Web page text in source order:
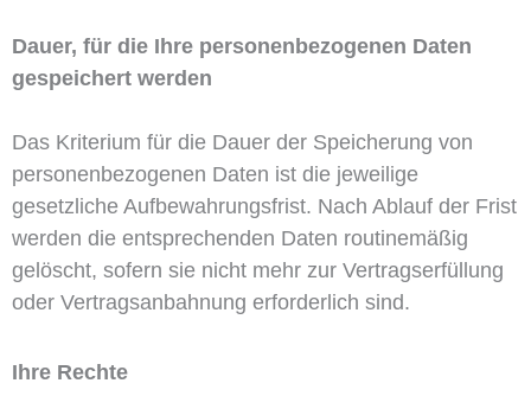
Dauer, für die Ihre personenbezogenen Daten
gespeichert werden
Das Kriterium für die Dauer der Speicherung von
personenbezogenen Daten ist die jeweilige
gesetzliche Aufbewahrungsfrist. Nach Ablauf der Frist
werden die entsprechenden Daten routinemäßig
gelöscht, sofern sie nicht mehr zur Vertragserfüllung
oder Vertragsanbahnung erforderlich sind.
Ihre Rechte